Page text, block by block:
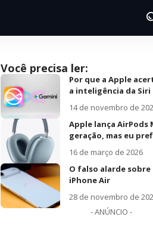
Você precisa ler:
Por que a Apple
a inteligência da Siri
14 de novembro de
Apple lança AirPods
geração, mas eu
16 de março de 2026
O falso alarde
iPhone Air
28 de novembro de
- ANÚNCIO -